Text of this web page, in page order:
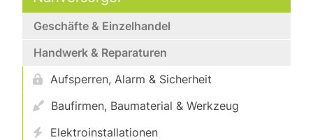
Geschäfte & Einzelhandel
Handwerk & Reparaturen
Aufsperren, Alarm & Sicherheit
Baufirmen, Baumaterial & Werkzeug
Elektroinstallationen